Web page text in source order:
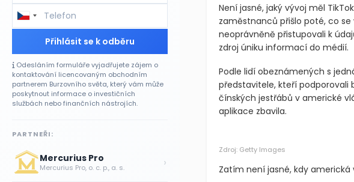
Není jasné, jaký vývoj měl
zaměstnanců přišlo poté, co
neoprávněně přistupovali k
zdroj úniku informací do médií.
Podle lidí obeznámených s
představitele, kteří podporovali
čínských jestřábů v americké
aplikace zbavila.
Zdroj: Getty Images
Zatím není jasné, kdy
Přihlásit se k odběru
Odesláním formuláře vyjadřujete zájem o
kontaktování licencovaným obchodním
partnerem Burzovního světa, který vám může
poskytnout informace o investičních
službách nebo finančních nástrojích.
PARTNEŘI:
Mercurius Pro
Mercurius Pro, o. c. p., a. s. ›